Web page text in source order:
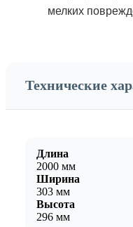
мелких
Технические
Длина
2000 мм
Ширина
303 мм
Высота
296 мм